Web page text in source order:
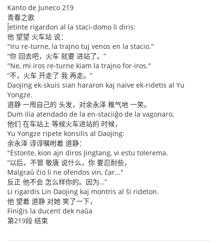
Kanto de Juneco 219
青春之歌
Ĵetinte rigardon al la staci-domo li diris:
他 望望 火车站 说：
"Iru re-turne, la trajno tuj venos en la stacio."
“你 回去吧，火车 就要 进站了。”
"Ne, mi iros re-turne kiam la trajno for-iros."
“不，火车 开走了 我 再走。”
Daojing ek-skuis sian hararon kaj naive ek-ridetis al Yu
Yongze.
道静 一甩自己的 头发，对余永泽 稚气地 一笑。
Dum ilia atendado de la en-staciiĝo de la vagonaro,
他们 在车站上 等候火车进站的 时候，
Yu Yongze ripete konsilis al Daojing:
余永泽 谆谆嘱咐着 道静：
"Estonte, kion ajn diros Jingtang, vi estu tolerema.
“以后，不管 敬唐 说什么，你 要忍耐些，
Malgraŭ ĉio li ne ofendos vin, ĉar..."
反正 他不会 怎么样你的。因为…”
Li rigardis Lin Daojing kaj montris al ŝi rideton.
他 望着 道静 对她 笑了一下，
Finiĝis la ducent dek naŭa
第219段 结束